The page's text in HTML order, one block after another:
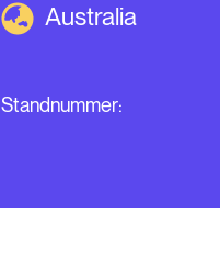
Australia
Standnummer: